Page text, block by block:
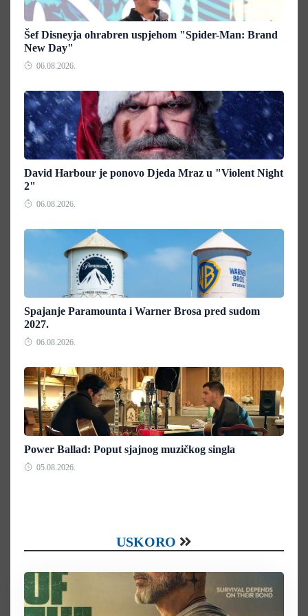
Šef Disneyja ohrabren uspjehom "Spider-Man: Brand
New Day"
06.08.2026.
David Harbour je ponovo Djeda Mraz u "Violent Night
2"
06.08.2026.
Spajanje Paramounta i Warner Brosa pred sudom
2027.
06.08.2026.
Power Ballad: Poput sjajnog muzičkog singla
05.08.2026.
USKORO